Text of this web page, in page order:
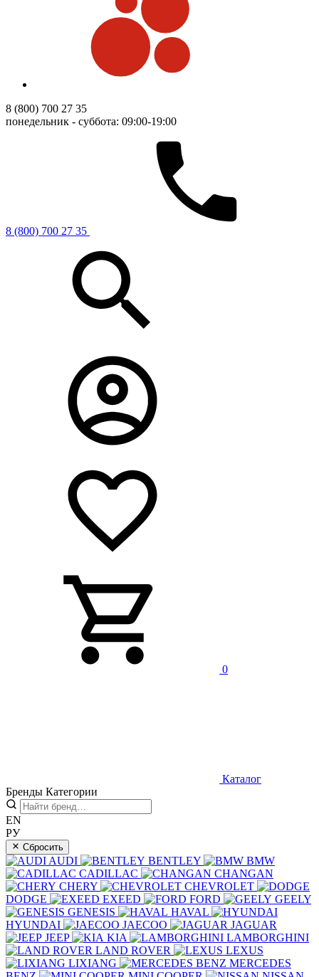
8 (800) 700 27 35
понедельник - суббота: 09:00-19:00
8 (800) 700 27 35
0
Каталог
Бренды Категории
EN
РУ
Сбросить
AUDI BENTLEY
BMW
CADILLAC
CHANGAN
CHERY
CHEVROLET
DODGE
EXEED FORD
GEELY
GENESIS
HAVAL
HYUNDAI
JAECOO
JAGUAR
JEEP
KIA
LAMBORGHINI
LAND ROVER
LEXUS
LIXIANG
MERCEDES